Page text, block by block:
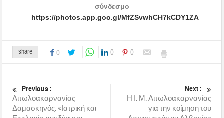
σύνδεσμο
https://photos.app.goo.gl/MfZSvwhCH7kCDY1ZA
share 0 0 0
Previous :
Αιτωλοακαρνανίας
Δαμασκηνός: «Ιατρική και
Next :
Η Ι. Μ. Αιτωλοακαρνανίας
για την κοίμηση του